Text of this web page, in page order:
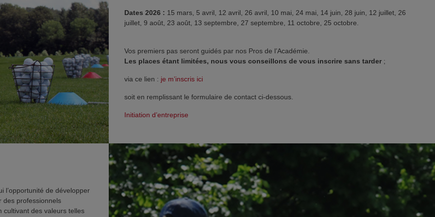
Dates 2026 : 15 mars, 5 avril, 12 avril, 26 avril, 10 mai, 24 mai, 14 juin, 28 juin, 12 juillet, 26
juillet, 9 août, 23 août, 13 septembre, 27 septembre, 11 octobre, 25 octobre.
Vos premiers pas seront guidés par nos Pros de l’Académie.
Les places étant limitées, nous vous conseillons de vous inscrire sans tarder ;
via ce lien : je m’inscris ici
soit en remplissant le formulaire de contact ci-dessous.
Initiation d’entreprise
l’opportunité de développer
des professionnels
cultivant des valeurs telles